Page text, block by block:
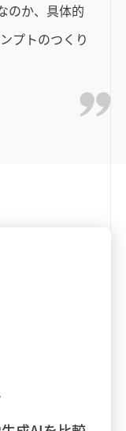
のか、具体的
プトのつくり